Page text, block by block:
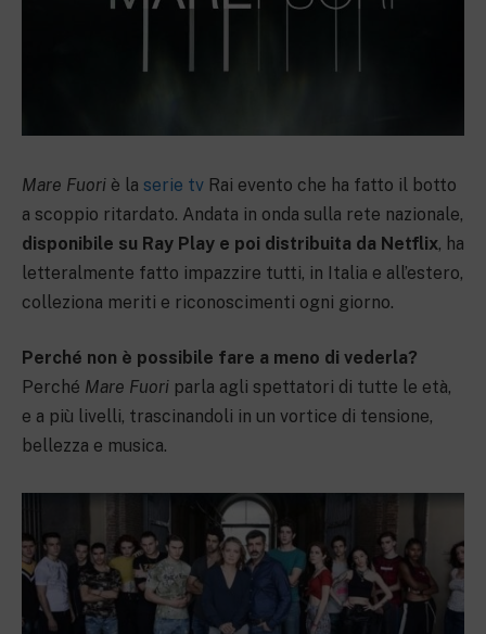
Mare Fuori è la serie tv Rai evento che ha fatto il botto
a scoppio ritardato. Andata in onda sulla rete nazionale,
disponibile su Ray Play e poi distribuita da Netflix, ha
letteralmente fatto impazzire tutti, in Italia e all’estero,
colleziona meriti e riconoscimenti ogni giorno.
Perché non è possibile fare a meno di vederla?
Perché Mare Fuori parla agli spettatori di tutte le età,
e a più livelli, trascinandoli in un vortice di tensione,
bellezza e musica.